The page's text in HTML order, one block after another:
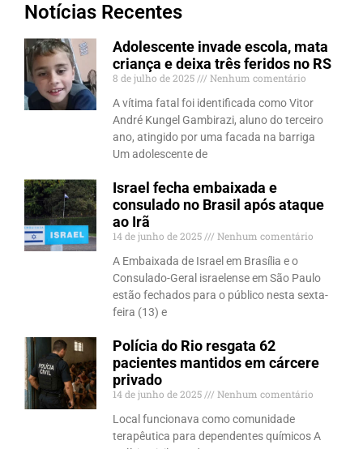
Notícias Recentes
Adolescente invade escola, mata
criança e deixa três feridos no RS
8 de julho de 2025
Nenhum comentário
A vítima fatal foi identificada como Vitor
André Kungel Gambirazi, aluno do terceiro
ano, atingido por uma facada na barriga
Um adolescente de
Israel fecha embaixada e
consulado no Brasil após ataque
ao Irã
14 de junho de 2025
Nenhum comentário
A Embaixada de Israel em Brasília e o
Consulado-Geral israelense em São Paulo
estão fechados para o público nesta sexta-
feira (13) e
Polícia do Rio resgata 62
pacientes mantidos em cárcere
privado
14 de junho de 2025
Nenhum comentário
Local funcionava como comunidade
terapêutica para dependentes químicos A